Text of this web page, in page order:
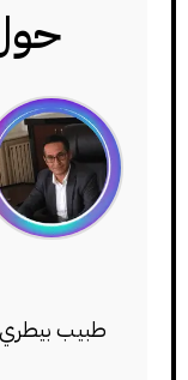
طبيب بيطري